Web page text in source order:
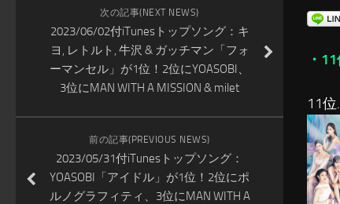
・
11位
次の記事(NEXT NEWS)
2023/06/02付iTunesトップソング：キ
ヨ, レトルト, 牛沢 & ガッチマン「フォ
ーマンセル」が1位！2位にYOASOBI、
3位にMAN WITH A MISSION & milet
前の記事(PREVIOUS NEWS)
2023/05/31付iTunesトップソング：
YOASOBI「アイドル」が1位！2位にポ
ルノグラフィティ、3位にMAN WITH A